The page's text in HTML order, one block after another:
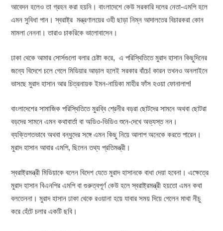
আবেদন হলেও তা গ্রহন করা হয়নি। বাংলাদেশে কেউ সরকারি দলের নেতা-এমপি হলে
এমন সুবিধা পান। স্বরাষ্ট্র মন্ত্রণালয়ের ওহী ছাড়া নিম্ন আদালতের বিচারকরা কোন
মামলা নেননা। তারাও চাকরিকে ভালোবাসেন।
ঢাকা থেকে আমার সোর্সগুলো বলার চেষ্টা করে, এ পরিস্থিতিতে মুরাদ হাসান কিছুদিনের
জন্যে বিদেশে চলে গেলে মিডিয়ার আড়াল হলেই সরকার বাঁচে! কারন তখনও অনলাইনে
ভাসছে মুরাদ হাসান আর চিত্রনায়ক ইমন-নায়িকা মাহীর ফাঁস হওয়া ফোনালাপ!
বাংলাদেশের সামাজিক পরিস্থিতিতে মুরব্বি শ্রেনীর বড়রা ছোটদের সামনে অথবা ছোটরা
বড়দের সামনে এমন কথাবার্তা বা অডিও-ভিডিও শুনে-দেখে অভ্যস্ত নন।
ব্যক্তিগতভাবে অথবা বন্ধুদের সঙ্গে এমন কিছু নিয়ে আলাপ অনেকে করতে পারেন।
মুরাদ হাসান আবার এমপি, ছিলেন তথ্য প্রতিমন্ত্রী।
স্বরাষ্ট্রমন্ত্রী মিডিয়াকে বলেন বিদেশ যেতে মুরাদ হাসানকে বাধা দেয়া হবেনা। এক্ষেত্রে
মুরাদ হাসান বিএনপির এমপি বা গুরুত্বপূর্ণ কেউ হলে স্বরাষ্ট্রমন্ত্রী হয়তো এমন কথা
বলতেননা। মুরাদ হাসান ঢাকা থেকে রওয়ানা হয়ে যাবার সময় দিয়ে গেলেন মাথা নীচু
করে হেঁটে চলার একটি ছবি।